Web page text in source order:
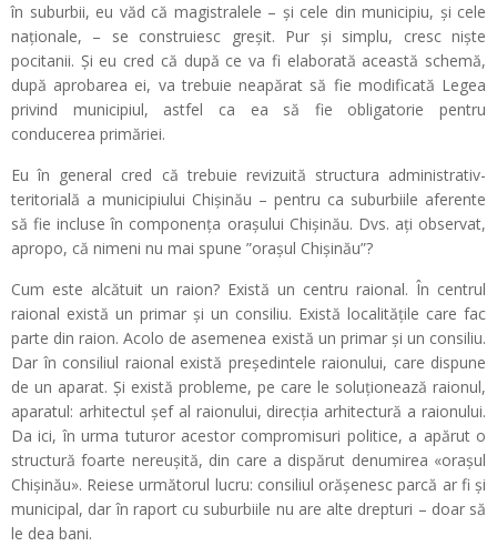
în suburbii, eu văd că magistralele – și cele din municipiu, și cele
naționale, – se construiesc greșit. Pur și simplu, cresc niște
pocitanii. Și eu cred că după ce va fi elaborată această schemă,
după aprobarea ei, va trebuie neapărat să fie modificată Legea
privind municipiul, astfel ca ea să fie obligatorie pentru
conducerea primăriei.
Eu în general cred că trebuie revizuită structura administrativ-
teritorială a municipiului Chișinău – pentru ca suburbiile aferente
să fie incluse în componența orașului Chișinău. Dvs. ați observat,
apropo, că nimeni nu mai spune ”orașul Chișinău”?
Cum este alcătuit un raion? Există un centru raional. În centrul
raional există un primar și un consiliu. Există localitățile care fac
parte din raion. Acolo de asemenea există un primar și un consiliu.
Dar în consiliul raional există președintele raionului, care dispune
de un aparat. Și există probleme, pe care le soluționează raionul,
aparatul: arhitectul șef al raionului, direcția arhitectură a raionului.
Da ici, în urma tuturor acestor compromisuri politice, a apărut o
structură foarte nereușită, din care a dispărut denumirea «orașul
Chișinău». Reiese următorul lucru: consiliul orășenesc parcă ar fi și
municipal, dar în raport cu suburbiile nu are alte drepturi – doar să
le dea bani.